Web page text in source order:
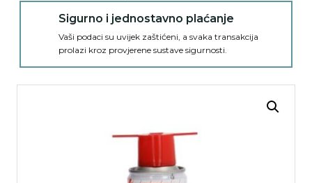
Sigurno i jednostavno plaćanje
Vaši podaci su uvijek zaštićeni, a svaka transakcija
prolazi kroz provjerene sustave sigurnosti.